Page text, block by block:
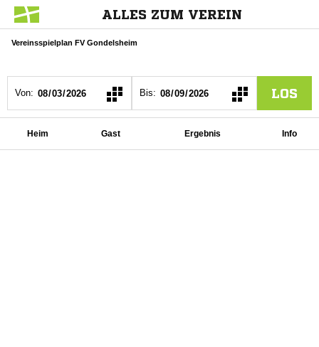
ALLES ZUM VEREIN
Vereinsspielplan FV Gondelsheim
Von: Bis: LOS
Heim Gast Ergebnis Info